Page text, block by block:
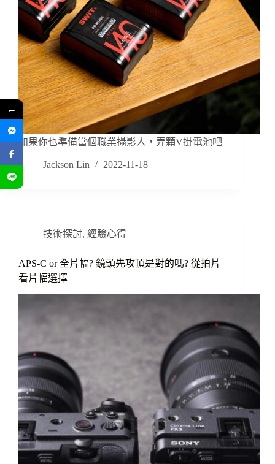
如果你也準備當個職業攝影人，弄顆V掛電池吧
Jackson Lin
2022-11-18
技術探討, 經驗心得
APS-C or 全片幅? 鏡頭先攻頂是對的嗎? 從拍片
看片幅選擇
←